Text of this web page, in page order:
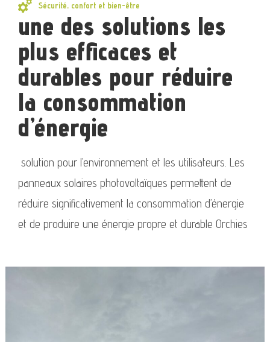
Sécurité, confort et bien-être
une des solutions les
plus efficaces et
durables pour réduire
la consommation
d’énergie
solution pour l’environnement et les utilisateurs. Les
panneaux solaires photovoltaïques permettent de
réduire significativement la consommation d’énergie
et de produire une énergie propre et durable Orchies